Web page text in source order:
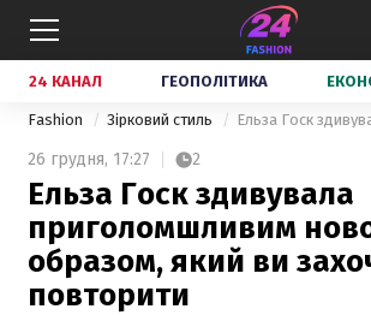
24 КАНАЛ ГЕОПОЛІТИКА
Fashion Зірковий стиль
26 грудня, 17:27 2
Ельза Госк здивувала
приголомшливим
образом, який ви
повторити